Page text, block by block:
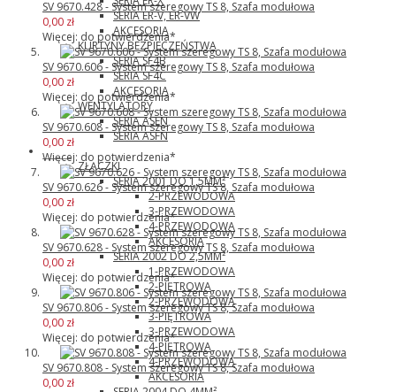
SERIA ER-V, ER-VW
AKCESORIA
KURTYNY BEZPIECZEŃSTWA
SERIA SF4B
SERIA SF4C
AKCESORIA
WENTYLATORY
SERIA ASEN
SERIA ASFN
Wago
ZŁĄCZKI
SERIA 2001 DO 1,5MM²
2-PRZEWODOWA
3-PRZEWODOWA
4-PRZEWODOWA
AKCESORIA
SERIA 2002 DO 2,5MM²
1-PRZEWODOWA
2-PIĘTROWA
2-PRZEWODOWA
3-PIĘTROWA
3-PRZEWODOWA
4-PIĘTROWA
4-PRZEWODOWA
AKCESORIA
SV 9670.428 - System szeregowy TS 8, Szafa modułowa
0,00 zł
Więcej: do potwierdzenia*
SV 9670.606 - System szeregowy TS 8, Szafa modułowa
0,00 zł
Więcej: do potwierdzenia*
SV 9670.608 - System szeregowy TS 8, Szafa modułowa
0,00 zł
Więcej: do potwierdzenia*
SV 9670.626 - System szeregowy TS 8, Szafa modułowa
0,00 zł
Więcej: do potwierdzenia*
SV 9670.628 - System szeregowy TS 8, Szafa modułowa
0,00 zł
Więcej: do potwierdzenia*
SV 9670.806 - System szeregowy TS 8, Szafa modułowa
0,00 zł
Więcej: do potwierdzenia*
SV 9670.808 - System szeregowy TS 8, Szafa modułowa
0,00 zł